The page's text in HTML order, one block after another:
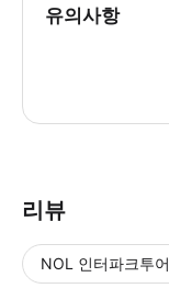
유의사항
리뷰
NOL 인터파크투어